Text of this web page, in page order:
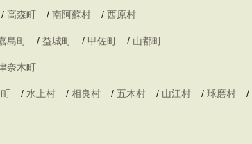
/ 高森町 / 南阿蘇村 / 西原村
島町 / 益城町 / 甲佐町 / 山都町
奈木町
/ 水上村 / 相良村 / 五木村 / 山江村 / 球磨村 /